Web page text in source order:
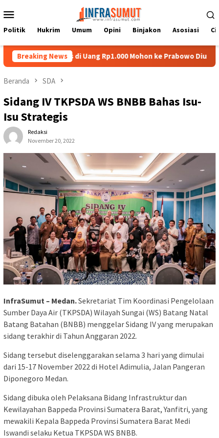
ke
Mobile
Politik Hukrim Umum Opini Binjakon Asosiasi
Breaking News
Nias di Uang Rp1.000 Mohon ke Prabowo Diundang Upacara
Beranda SDA
Sidang IV TKPSDA WS BNBB Bahas Isu-
Isu Strategis
Redaksi
November 20, 2022
InfraSumut – Medan.Sekretariat Tim Koordinasi Pengelolaan
Sumber Daya Air (TKPSDA) Wilayah Sungai (WS) Batang Natal
Batang Batahan (BNBB) menggelar Sidang IV yang merupakan
sidang terakhir di Tahun Anggaran 2022.
Sidang tersebut diselenggarakan selama 3 hari yang dimulai
dari 15-17 November 2022 di Hotel Adimulia, Jalan Pangeran
Diponegoro Medan.
Sidang dibuka oleh Pelaksana Bidang Infrastruktur dan
Kewilayahan Bappeda Provinsi Sumatera Barat, Yanfitri, yang
mewakili Kepala Bappeda Provinsi Sumatera Barat Medi
Iswandi selaku Ketua TKPSDA WS BNBB.